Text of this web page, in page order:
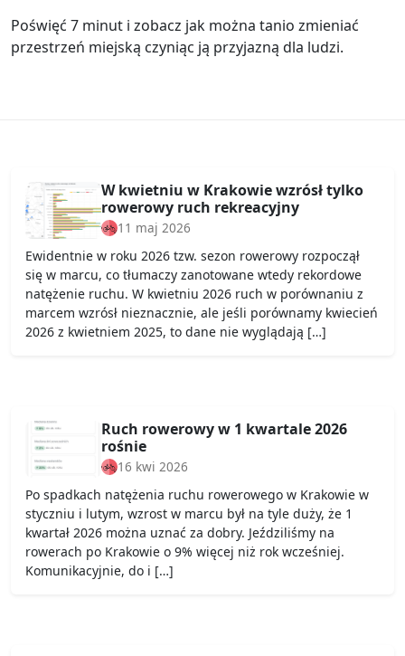
Poświęć 7 minut i zobacz jak można tanio zmieniać
przestrzeń miejską czyniąc ją przyjazną dla ludzi.
W kwietniu w Krakowie wzrósł tylko
rowerowy ruch rekreacyjny
11 maj 2026
Ewidentnie w roku 2026 tzw. sezon rowerowy rozpoczął
się w marcu, co tłumaczy zanotowane wtedy rekordowe
natężenie ruchu. W kwietniu 2026 ruch w porównaniu z
marcem wzrósł nieznacznie, ale jeśli porównamy kwiecień
2026 z kwietniem 2025, to dane nie wyglądają […]
Ruch rowerowy w 1 kwartale 2026
rośnie
16 kwi 2026
Po spadkach natężenia ruchu rowerowego w Krakowie w
styczniu i lutym, wzrost w marcu był na tyle duży, że 1
kwartał 2026 można uznać za dobry. Jeździliśmy na
rowerach po Krakowie o 9% więcej niż rok wcześniej.
Komunikacyjnie, do i […]